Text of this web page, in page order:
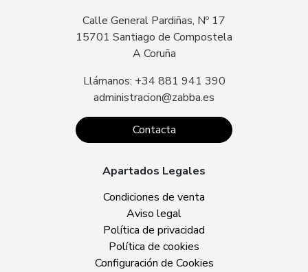
Calle General Pardiñas, Nº 17
15701 Santiago de Compostela
A Coruña
Llámanos: +34 881 941 390
administracion@zabba.es
Contacta
Apartados Legales
Condiciones de venta
Aviso legal
Política de privacidad
Política de cookies
Configuración de Cookies